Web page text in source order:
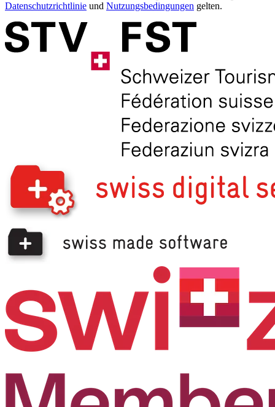
Datenschutzrichtlinie und Nutzungsbedingungen gelten.